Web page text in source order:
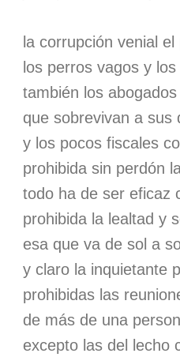
la corrupción venial
los perros vagos y
también los
que sobrevivan a sus
y los pocos fiscales
prohibida sin perdón
todo ha de ser eficaz
prohibida la lealtad y
esa que va de sol a
y claro la inquietante
prohibidas las
de más de una
excepto las del lecho